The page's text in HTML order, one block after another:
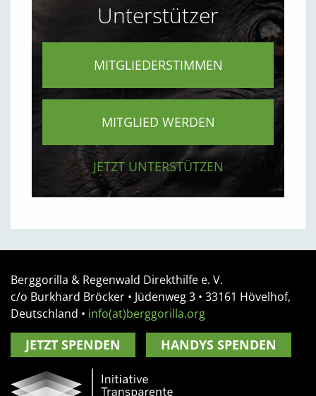
Unterstützer
MITGLIEDERSTIMMEN
MITGLIED WERDEN
JETZT UNTERSTÜTZEN
Berggorilla & Regenwald Direkthilfe e. V.
c/o Burkhard Bröcker • Jüdenweg 3 • 33161 Hövelhof,
Deutschland • info(at)berggorilla.org
JETZT SPENDEN HANDYS SPENDEN